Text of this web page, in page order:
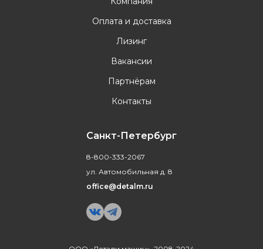
Оплата и доставка
Лизинг
Вакансии
Партнёрам
Контакты
Санкт-Петербург
8-800-333-2067
ул. Автомобильная д. 8
office@detalm.ru